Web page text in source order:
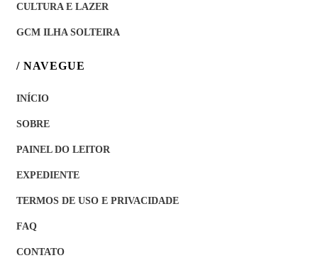
CULTURA E LAZER
GCM ILHA SOLTEIRA
/ NAVEGUE
INÍCIO
SOBRE
PAINEL DO LEITOR
EXPEDIENTE
TERMOS DE USO E PRIVACIDADE
FAQ
CONTATO